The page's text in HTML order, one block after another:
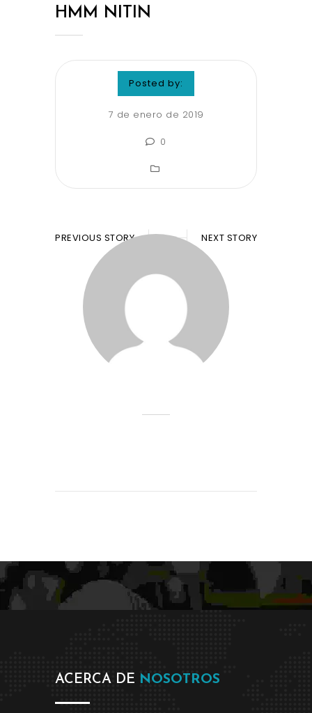
HMM NITIN
Posted by:
7 de enero de 2019
0
PREVIOUS STORY NEXT STORY
ACERCA DE NOSOTROS